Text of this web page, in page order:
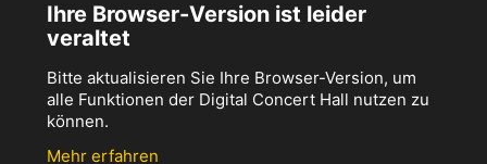
Ihre Browser-Version ist leider
veraltet
Bitte aktualisieren Sie Ihre Browser-Version, um
alle Funktionen der Digital Concert Hall nutzen zu
können.
Mehr erfahren